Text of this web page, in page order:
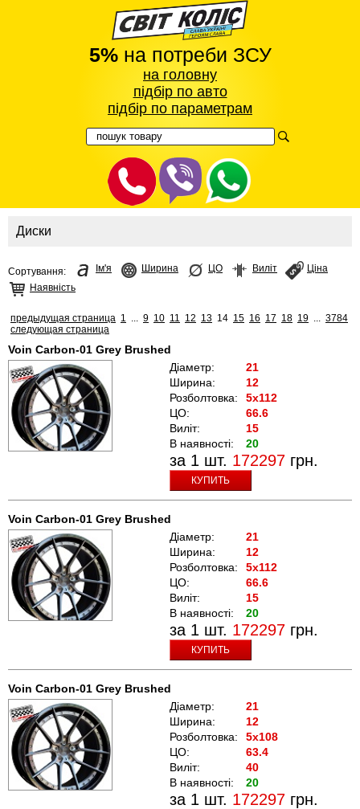
5%на потреби ЗСУ
на головну
підбір по авто
підбір по параметрам
Диски
Сортування: Ім'я Ширина ЦО Виліт
Ціна
Наявність
предыдущая страница 1 9 10 11 12 13 14 15 16 17 18 19
3784
следующая страница
Voin Carbon-01 Grey Brushed
Діаметр:
21
Ширина:
12
Розболтовка:
5x112
ЦО:
66.6
Виліт:
15
В наявності:
20
за 1 шт. 172297 грн.
КУПИТЬ
Voin Carbon-01 Grey Brushed
Діаметр:
21
Ширина:
12
Розболтовка:
5x112
ЦО:
66.6
Виліт:
15
В наявності:
20
за 1 шт. 172297 грн.
КУПИТЬ
Voin Carbon-01 Grey Brushed
Діаметр:
21
Ширина:
12
Розболтовка:
5x108
ЦО:
63.4
Виліт:
40
В наявності:
20
за 1 шт. 172297 грн.